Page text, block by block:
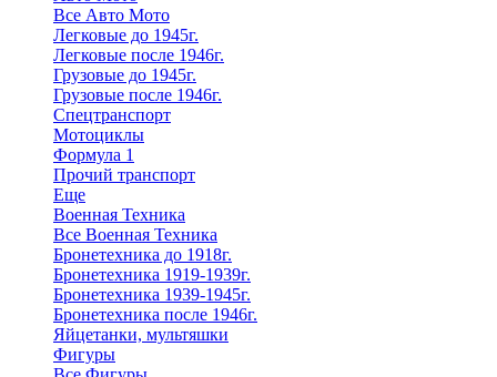
Все Авто Мото
Легковые до 1945г.
Легковые после 1946г.
Грузовые до 1945г.
Грузовые после 1946г.
Спецтранспорт
Мотоциклы
Формула 1
Прочий транспорт
Еще
Военная Техника
Все Военная Техника
Бронетехника до 1918г.
Бронетехника 1919-1939г.
Бронетехника 1939-1945г.
Бронетехника после 1946г.
Яйцетанки, мультяшки
Фигуры